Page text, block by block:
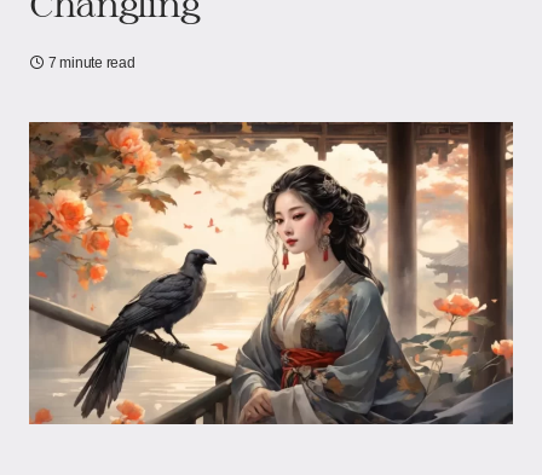
7 minute read